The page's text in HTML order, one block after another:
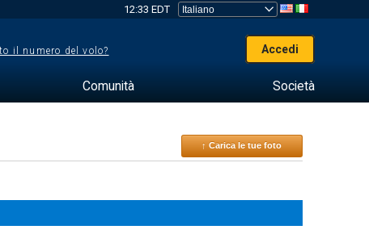
12:33 EDT
il numero del volo? Accedi
Comunità Società
↑ Carica le tue foto